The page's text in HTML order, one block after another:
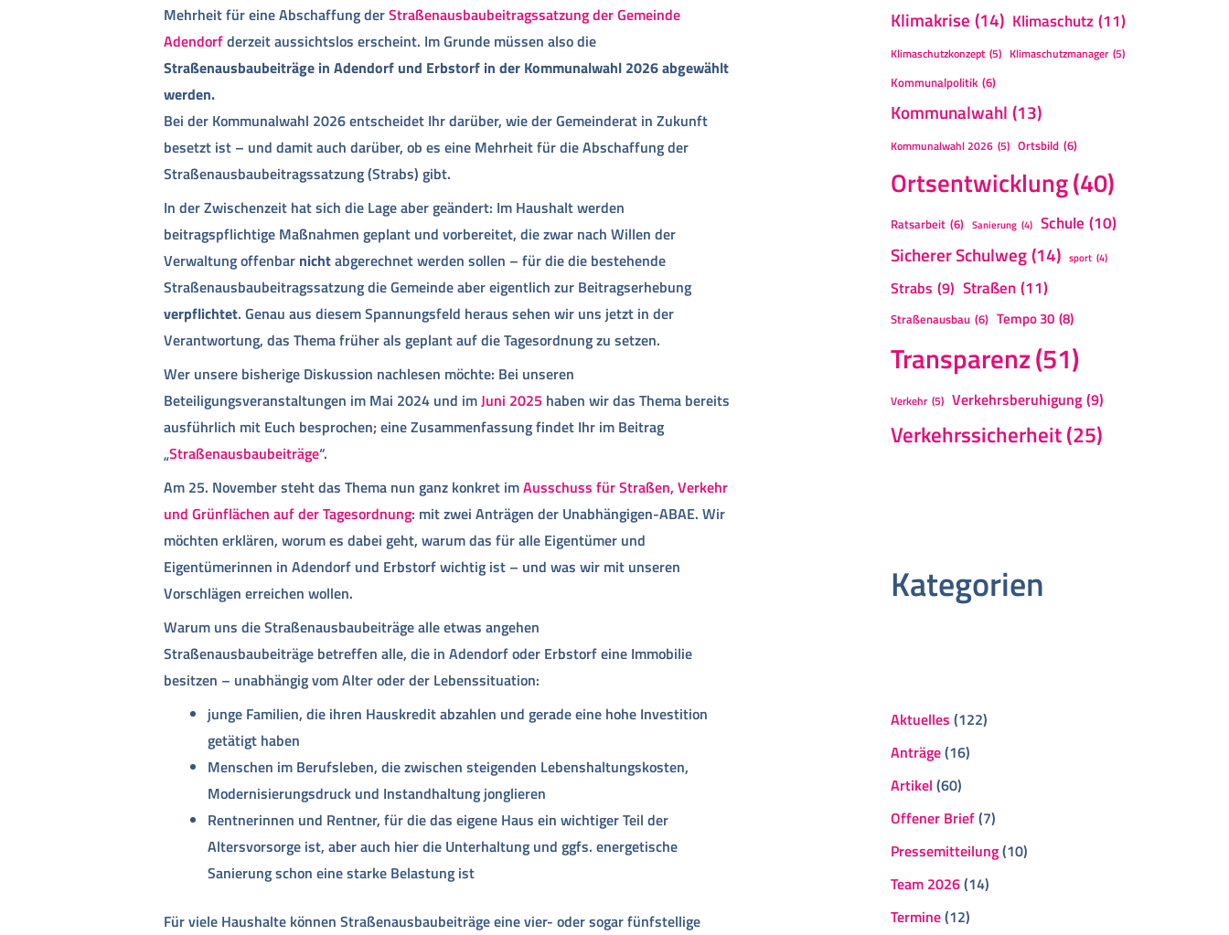
Mehrheit für eine Abschaffung derStraßenausbaubeitragssatzung der Gemeinde
Adendorfderzeit aussichtslos erscheint. Im Grunde müssen also die
Straßenausbaubeiträge in Adendorf und Erbstorf in der Kommunalwahl 2026 abgewählt
werden.
Bei der Kommunalwahl 2026 entscheidet Ihr darüber, wie der Gemeinderat in Zukunft
besetzt ist – und damit auch darüber, ob es eine Mehrheit für die Abschaffung der
Straßenausbaubeitragssatzung (Strabs) gibt.
In der Zwischenzeit hat sich die Lage aber geändert: Im Haushalt werden
beitragspflichtige Maßnahmen geplant und vorbereitet, die zwar nach Willen der
Verwaltung offenbar nichtabgerechnet werden sollen – für die die bestehende
Straßenausbaubeitragssatzung die Gemeinde aber eigentlich zur Beitragserhebung
verpflichtet. Genau aus diesem Spannungsfeld heraus sehen wir uns jetzt in der
Verantwortung, das Thema früher als geplant auf die Tagesordnung zu setzen.
Wer unsere bisherige Diskussion nachlesen möchte: Bei unseren
Beteiligungsveranstaltungen im Mai 2024 und imJuni 2025 haben wir das Thema bereits
ausführlich mit Euch besprochen; eine Zusammenfassung findet Ihr im Beitrag
„Straßenausbaubeiträge“.
Am 25. November steht das Thema nun ganz konkret imAusschuss für Straßen, Verkehr
und Grünflächen auf der Tagesordnung: mit zwei Anträgen der Unabhängigen-ABAE. Wir
möchten erklären, worum es dabei geht, warum das für alle Eigentümer und
Eigentümerinnen in Adendorf und Erbstorf wichtig ist – und was wir mit unseren
Vorschlägen erreichen wollen.
Warum uns die Straßenausbaubeiträge alle etwas angehen
Straßenausbaubeiträge betreffen alle, die in Adendorf oder Erbstorf eine Immobilie
besitzen – unabhängig vom Alter oder der Lebenssituation:
junge Familien, die ihren Hauskredit abzahlen und gerade eine hohe Investition
getätigt haben
Menschen im Berufsleben, die zwischen steigenden Lebenshaltungskosten,
Modernisierungsdruck und Instandhaltung jonglieren
Rentnerinnen und Rentner, für die das eigene Haus ein wichtiger Teil der
Altersvorsorge ist, aber auch hier die Unterhaltung und ggfs. energetische
Sanierung schon eine starke Belastung ist
Für viele Haushalte können Straßenausbaubeiträge eine vier- oder sogar fünfstellige
Klimakrise (14) Klimaschutz (11)
Klimaschutzkonzept (5) Klimaschutzmanager (5)
Kommunalpolitik (6)
Kommunalwahl (13)
Kommunalwahl 2026 (5) Ortsbild (6)
Ortsentwicklung(40)
Ratsarbeit (6) Sanierung (4) Schule (10)
Sicherer Schulweg(14) sport (4)
Strabs (9) Straßen(11)
Straßenausbau (6) Tempo 30 (8)
Transparenz(51)
Verkehr (5) Verkehrsberuhigung (9)
Verkehrssicherheit(25)
Kategorien
Aktuelles (122)
Anträge(16)
Artikel (60)
Offener Brief(7)
Pressemitteilung(10)
Team 2026(14)
Termine(12)